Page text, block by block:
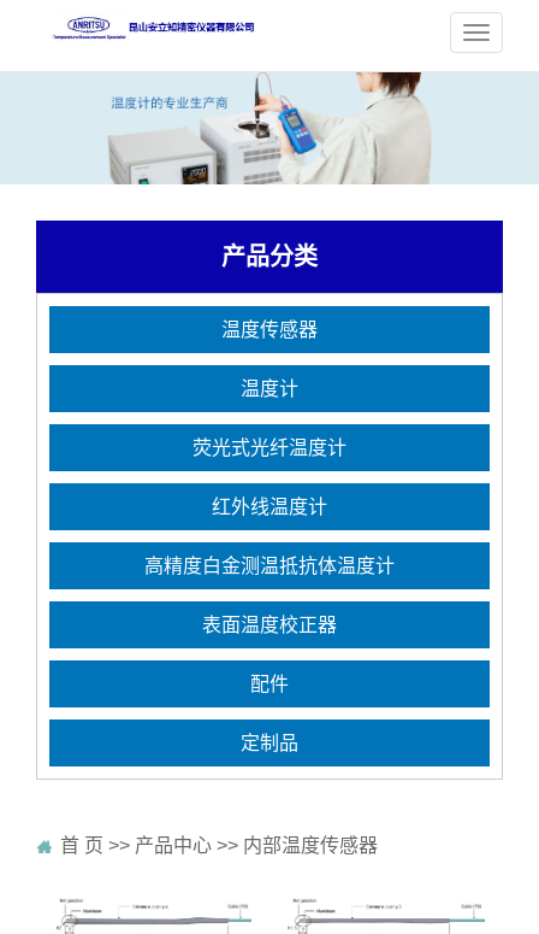
产品分类
温度传感器
温度计
荧光式光纤温度计
红外线温度计
高精度白金测温抵抗体温度计
表面温度校正器
配件
定制品
首 页 >> 产品中心 >> 内部温度传感器